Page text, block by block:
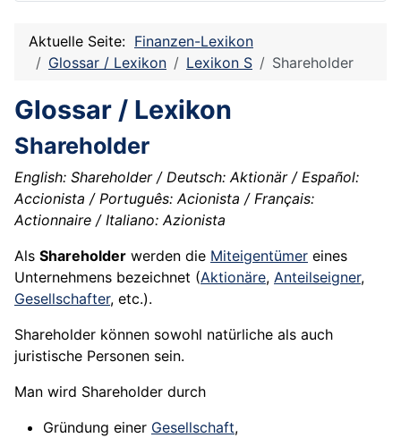
Aktuelle Seite: Finanzen-Lexikon
Glossar / Lexikon
Lexikon S Shareholder
Glossar / Lexikon
Shareholder
English: Shareholder / Deutsch: Aktionär / Español:
Accionista / Português: Acionista / Français:
Actionnaire / Italiano: Azionista
Als Shareholder werden die Miteigentümer eines
Unternehmens bezeichnet (Aktionäre, Anteilseigner,
Gesellschafter, etc.).
Shareholder können sowohl natürliche als auch
juristische Personen sein.
Man wird Shareholder durch
Gründung einer Gesellschaft,